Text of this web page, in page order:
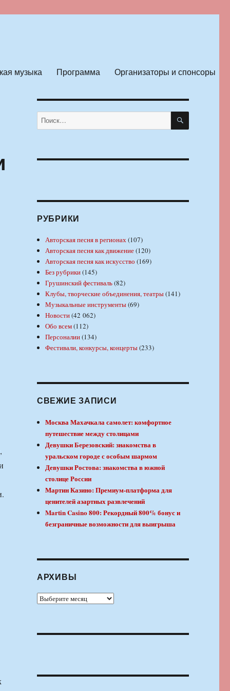
музыка Программа Организаторы и спонсоры
Искать: ПОИСК
РУБРИКИ
Авторская песня в регионах(107)
Авторская песня как движение(120)
Авторская песня как искусство (169)
Без рубрики(145)
Грушинский фестиваль(82)
Клубы, творческие объединения, театры(141)
Музыкальные инструменты(69)
Новости(42 062)
Обо всем(112)
Персоналии(134)
Фестивали, конкурсы, концерты(233)
СВЕЖИЕ ЗАПИСИ
Москва Махачкала самолет: комфортное
путешествие между столицами
Девушки Березовский: знакомства в
уральском городе с особым шармом
Девушки Ростова: знакомства в южной
столице России
Мартин Казино: Премиум-платформа для
ценителей азартных развлечений
Martin Casino 800: Рекордный 800% бонус и
безграничные возможности для выигрыша
АРХИВЫ
Архивы